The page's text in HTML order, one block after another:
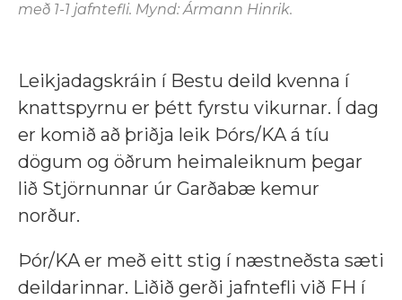
með 1-1 jafntefli. Mynd: Ármann Hinrik.
Leikjadagskráin í Bestu deild kvenna í
knattspyrnu er þétt fyrstu vikurnar. Í dag
er komið að þriðja leik Þórs/KA á tíu
dögum og öðrum heimaleiknum þegar
lið Stjörnunnar úr Garðabæ kemur
norður.
Þór/KA er með eitt stig í næstneðsta sæti
deildarinnar. Liðið gerði jafntefli við FH í